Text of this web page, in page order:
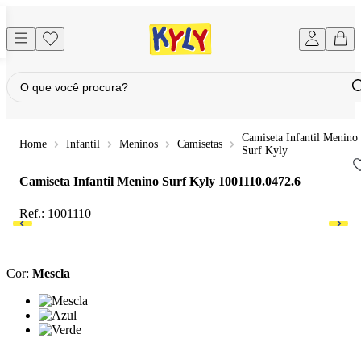
Infantil Meninos Camisetas
Camiseta Infantil Menino
Surf Kyly
Camiseta Infantil Menino Surf Kyly 1001110.0472.6
Ref.: 1001110
Cor: Mescla
Cor: Mescla
Cor: Azul
Cor: Verde